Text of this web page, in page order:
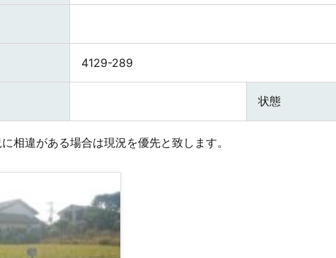
4129-289
状態
相違がある場合は現況を優先と致します。